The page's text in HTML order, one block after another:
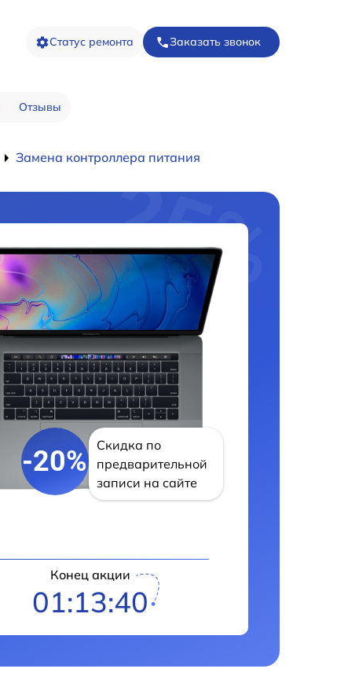
Статус ремонта Заказать звонок
Отзывы
Замена контроллера питания
-20%
Скидка по
предварительной
записи на сайте
Конец акции
01:13:39